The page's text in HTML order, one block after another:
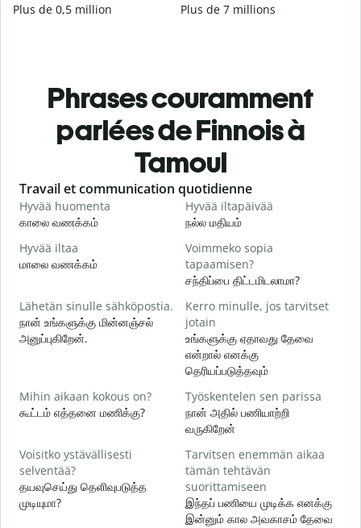
Plus de 0,5 million
Plus de 7 millions
Phrases couramment
parlées de Finnois à
Tamoul
Slide 1 of 6
Travail et communication quotidienne
Hyvää huomenta
காலை வணக்கம்
Hyvää iltapäivää
நல்ல மதியம்
Hyvää iltaa
மாலை வணக்கம்
Voimmeko sopia
tapaamisen?
சந்திப்பை திட்டமிடலாமா?
Lähetän sinulle sähköpostia.
நான் உங்களுக்கு மின்னஞ்சல்
அனுப்புகிறேன்.
Kerro minulle, jos tarvitset
jotain
உங்களுக்கு ஏதாவது தேவை
என்றால் எனக்கு
தெரியப்படுத்தவும்
Mihin aikaan kokous on?
கூட்டம் எத்தனை மணிக்கு?
Työskentelen sen parissa
நான் அதில் பணியாற்றி
வருகிறேன்
Voisitko ystävällisesti
selventää?
தயவுசெய்து தெளிவுபடுத்த
முடியுமா?
Tarvitsen enemmän aikaa
tämän tehtävän
suorittamiseen
இந்தப் பணியை முடிக்க எனக்கு
இன்னும் கால அவகாசம் தேவை